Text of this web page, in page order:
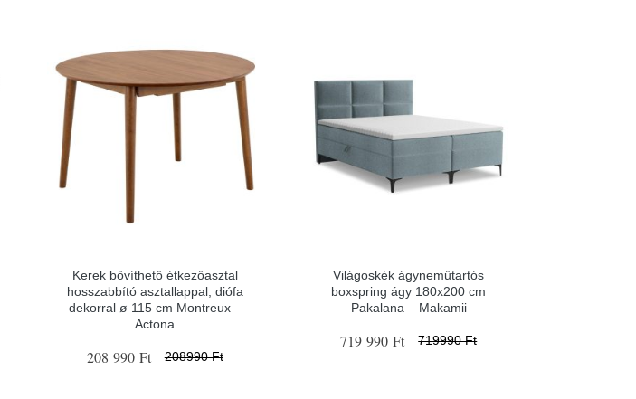
Kerek bővíthető étkezőasztal
hosszabbító asztallappal, diófa
dekorral ø 115 cm Montreux –
Actona
208 990 Ft 208990 Ft
Világoskék ágyneműtartós
boxspring ágy 180x200 cm
Pakalana – Makamii
719 990 Ft 719990 Ft